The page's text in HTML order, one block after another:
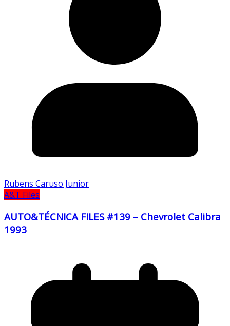
Rubens Caruso Junior
A&T Files
AUTO&TÉCNICA FILES #139 – Chevrolet Calibra
1993